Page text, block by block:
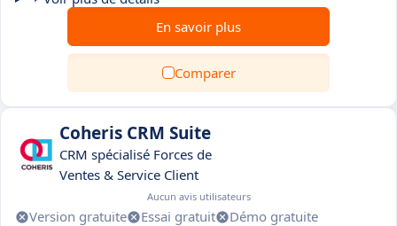
En savoir plus
Comparer
Coheris CRM Suite
CRM spécialisé Forces de
Ventes & Service Client
Aucun avis utilisateurs
Version gratuite Essai gratuit
Démo gratuite